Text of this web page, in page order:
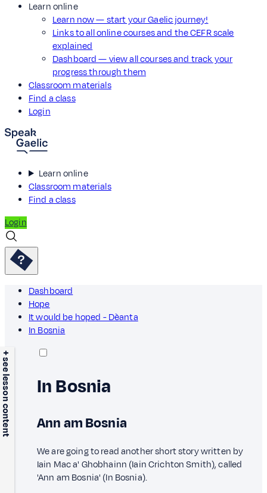
Learn online
Learn now — start your Gaelic journey!
Links to all online courses and the CEFR scale
explained
Dashboard — view all courses and track your
progress through them
Classroom materials
Find a class
Login
Learn online
Classroom materials
Find a class
Login
Dashboard
Hope
It would be hoped - Dèanta
In Bosnia
+ see lesson content In Bosnia
Ann am Bosnia
We are going to read another short story written by
Iain Mac a' Ghobhainn (Iain Crichton Smith), called
'Ann am Bosnia' (In Bosnia).